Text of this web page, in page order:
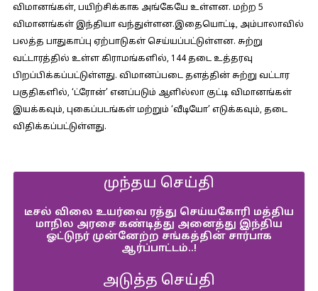
விமானங்கள், பயிற்சிக்காக அங்கேயே உள்ளன. மற்ற 5
விமானங்கள் இந்தியா வந்துள்ளன.இதையொட்டி, அம்பாலாவில்
பலத்த பாதுகாப்பு ஏற்பாடுகள் செய்யப்பட்டுள்ளன. சுற்று
வட்டாரத்தில் உள்ள கிராமங்களில், 144 தடை உத்தரவு
பிறப்பிக்கப்பட்டுள்ளது. விமானப்படை தளத்தின் சுற்று வட்டார
பகுதிகளில், ‘ட்ரோன்’ எனப்படும் ஆளில்லா குட்டி விமானங்கள்
இயக்கவும், புகைப்படங்கள் மற்றும் ‘வீடியோ’ எடுக்கவும், தடை
விதிக்கப்பட்டுள்ளது.
முந்தய செய்தி
டீசல் விலை உயர்வை ரத்து செய்யகோரி மத்திய
மாநில அரசை கண்டித்து அனைத்து இந்திய
ஓட்டுநர் முன்னேற்ற சங்கத்தின் சார்பாக
ஆர்ப்பாட்டம்..!
அடுத்த செய்தி